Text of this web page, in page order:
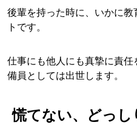
後輩を持った時に、いかに
トです。
仕事にも他人にも真摯に責
備員としては出世します。
慌てない、どっし